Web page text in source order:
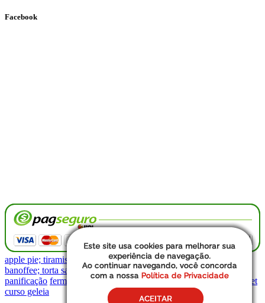
Facebook
apple pie; tiramissu; cheescake; shot limao siciliano; verrine;
banoffee; torta sacher; panna cotta; luma pisi; dolcitta tortas frias
panificação fermentação natural levain geleia natural geleia gourmet
curso geleia